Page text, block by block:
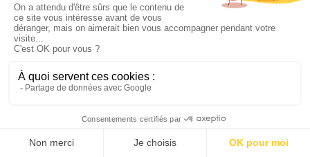
Photographe Croissy-sur-
seine
malmaison
Photographe Le plessis-
Photographe Vanves
Photographe Malakoff
Photographe Fontenay-aux-